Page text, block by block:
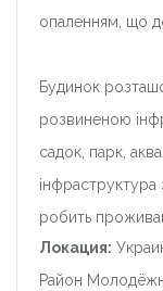
опаленням, що
Будинок
розвиненою
садок, парк,
інфраструктура
робить
Локация:
Район